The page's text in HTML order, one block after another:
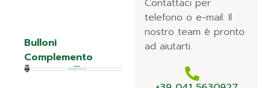
Bulloni
Complemento
Contattaci per
telefono o e-mail. Il
nostro team è pronto
ad aiutarti.